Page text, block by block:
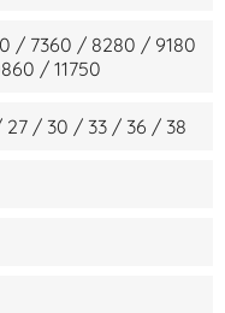
/ 7360 / 8280 / 9180
/ 11750
27 / 30 / 33 / 36 / 38